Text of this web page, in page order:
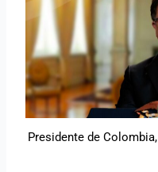
Presidente de